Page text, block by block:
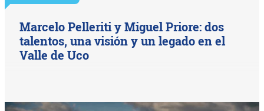
Marcelo Pelleriti y Miguel Priore: dos
talentos, una visión y un legado en el
Valle de Uco